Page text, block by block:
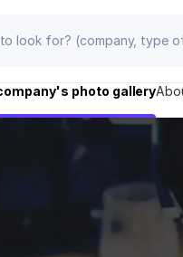
photo gallery